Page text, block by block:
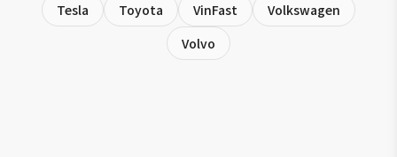
Tesla
Toyota VinFast
Volkswagen
Volvo